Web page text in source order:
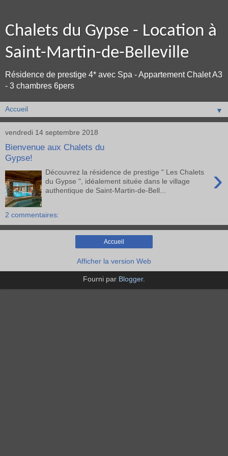
Chalets du Gypse - Location à
Saint-Martin-de-Belleville
Résidence de prestige 4* avec Spa - Appartement Chalet A3
- 3 chambres 6pers
▼
vendredi 14 septembre 2018
Bienvenue aux Chalets du
Gypse!
›
Découvrez la résidence de prestige " Les Chalets
du Gypse ", idéalement située dans le village
authentique de Saint-Martin-de-Bell...
2 commentaires:
Accueil
Afficher la version Web
Fourni par Blogger.